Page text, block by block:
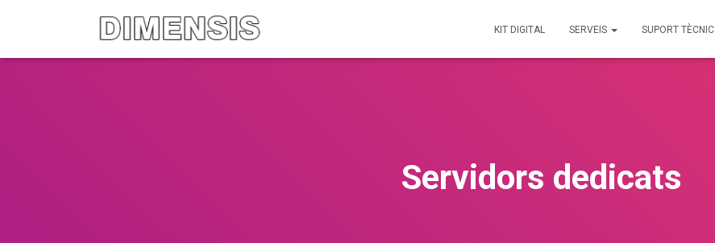
KIT DIGITAL SERVEIS SUPORT TÈCNIC
Servidors dedicats